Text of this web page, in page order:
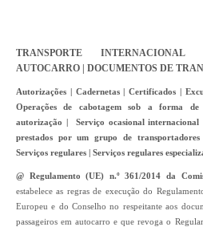
TRANSPORTE
AUTOCARRO | DOCUMENTOS DE
Autorizações | Cadernetas | Certificados |
Operações de cabotagem sob a forma de
autorização | Serviço ocasional internacional
prestados por um grupo de
Serviços regulares | Serviços regulares
@ Regulamento (UE) n.º 361/2014 da
estabelece as regras de execução do
Europeu e do Conselho no respeitante aos
passageiros em autocarro e que revoga o